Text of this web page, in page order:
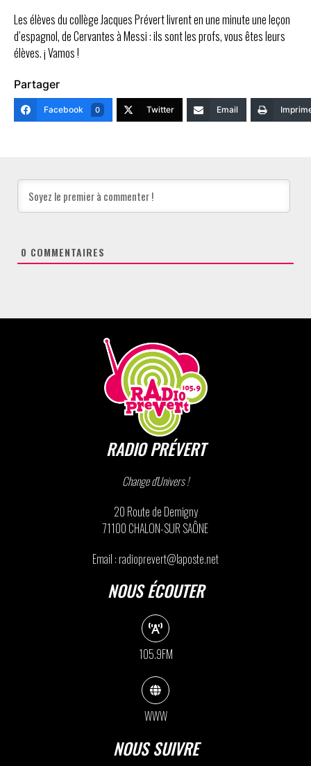
Les élèves du collège Jacques Prévert livrent en une minute une leçon
d’espagnol, de Cervantes à Messi : ils sont les profs, vous êtes leurs
élèves. ¡ Vamos !
Partager
Facebook 0 Twitter Email
0 COMMENTAIRES
RADIO PRÉVERT
Change d'Univers !
20 Route de Demigny
71100 CHALON-SUR SAÔNE
Email : radioprevert@laposte.net
NOUS ÉCOUTER
105.9FM
WWW
NOUS SUIVRE